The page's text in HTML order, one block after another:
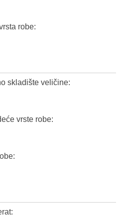
robe:
skladište veličine:
vrste robe: